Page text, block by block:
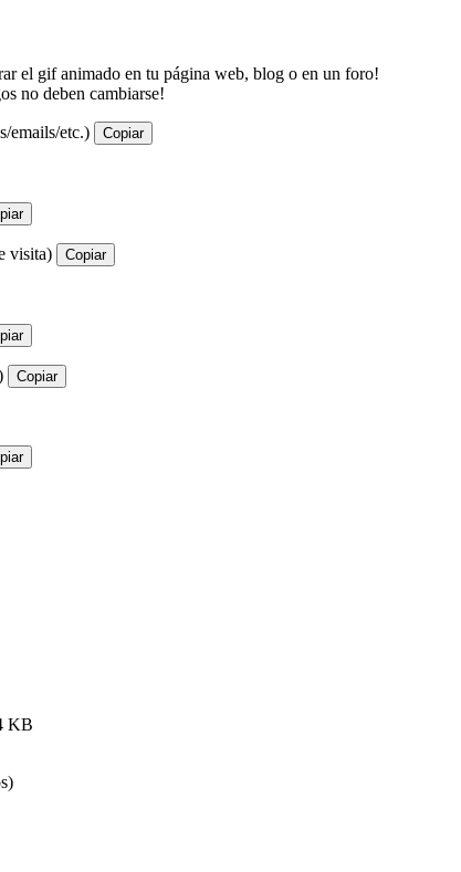
el gif animado en tu página web, blog o en un foro!
no deben cambiarse!
emails/etc.) Copiar
visita) Copiar
Copiar
KB